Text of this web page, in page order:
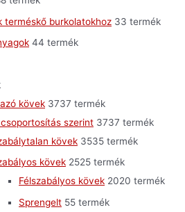
terméskő burkolatokhoz 33 termék
44 termék
kövek 3737 termék
szerint 3737 termék
kövek 3535 termék
kövek 2525 termék
Félszabályos kövek 2020 termék
Sprengelt 55 termék